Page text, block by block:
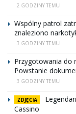
2 GODZINY TEMU
Wspólny patrol
znaleziono
3 GODZINY TEMU
Przygotowania do
Powstanie
3 GODZINY TEMU
ZDJĘCIA
Cassino